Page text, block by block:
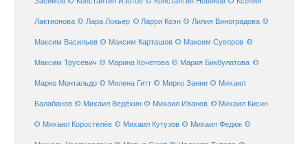
Лактионова © Лара Локьер © Ларри Коэн © Лилия Виноградова ©
Максим Васильев © Максим Карташов © Максим Суворов ©
Максим Трусевич © Марина Кочетова © Мария Бикбулатова ©
Марко Монтальдо © Милена Гитт © Мирко Занни © Михаил
Балабанов © Михаил Ведёхин © Михаил Иванов © Михаил Кисин
© Михаил Коростелёв © Михаил Кутузов © Михаил Федюк ©